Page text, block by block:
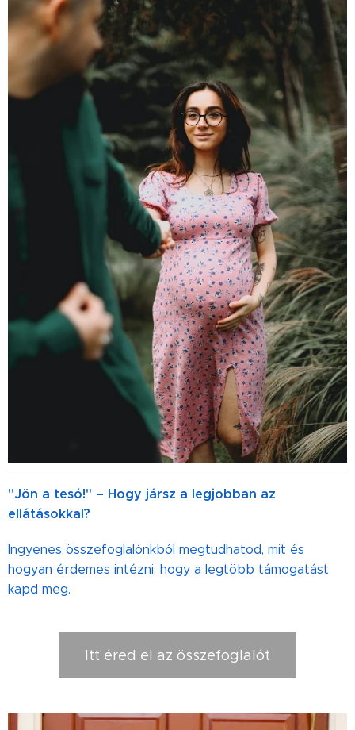
"Jön a tesó!" – Hogy jársz a legjobban az
ellátásokkal?
Ingyenes összefoglalónkból megtudhatod, mit és
hogyan érdemes intézni, hogy a legtöbb támogatást
kapd meg.
Itt éred el az összefoglalót